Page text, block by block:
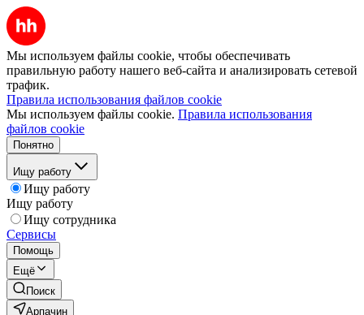
Мы используем файлы cookie, чтобы обеспечивать
правильную работу нашего веб-сайта и анализировать сетевой
трафик.
Правила использования файлов cookie
Мы используем файлы cookie. Правила использования
файлов cookie
Понятно
Ищу работу
Ищу работу
Ищу работу
Ищу сотрудника
Сервисы
Помощь
Ещё
Поиск
Арпачин